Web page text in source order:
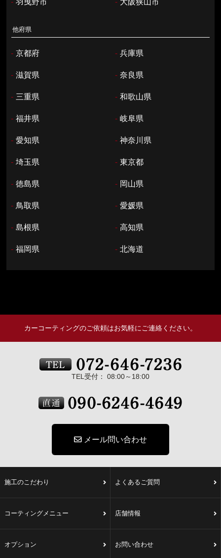
他府県
- 京都府 - 兵庫県
- 滋賀県 - 奈良県
- 三重県 - 和歌山県
- 福井県 - 岐阜県
- 愛知県 - 神奈川県
- 埼玉県 - 東京都
- 徳島県 - 岡山県
- 鳥取県 - 愛媛県
- 島根県 - 高知県
- 福岡県 - 北海道
カーコーティングのご依頼はお気軽にご連絡ください。
TEL受付： 08:00～18:00
メール問い合わせ
施工のこだわり よくあるご質問
コーティングメニュー 店舗情報
オプション お問い合わせ